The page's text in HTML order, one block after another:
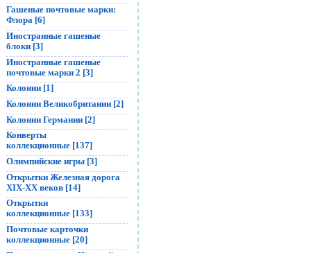
Гашеные почтовые марки:
Флора [6]
Иностранные гашеные
блоки [3]
Иностранные гашеные
почтовые марки 2 [3]
Колонии [1]
Колонии Великобритании [2]
Колонии Германии [2]
Конверты
коллекционные [137]
Олимпийские игры [3]
Открытки Железная дорога
XIX-XX веков [14]
Открытки
коллекционные [133]
Почтовые карточки
коллекционные [20]